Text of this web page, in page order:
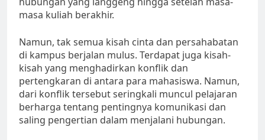
masa kuliah berakhir.
Namun, tak semua kisah cinta dan persahabatan
di kampus berjalan mulus. Terdapat juga kisah-
kisah yang menghadirkan konflik dan
pertengkaran di antara para mahasiswa. Namun,
dari konflik tersebut seringkali muncul pelajaran
berharga tentang pentingnya komunikasi dan
saling pengertian dalam menjalani hubungan.